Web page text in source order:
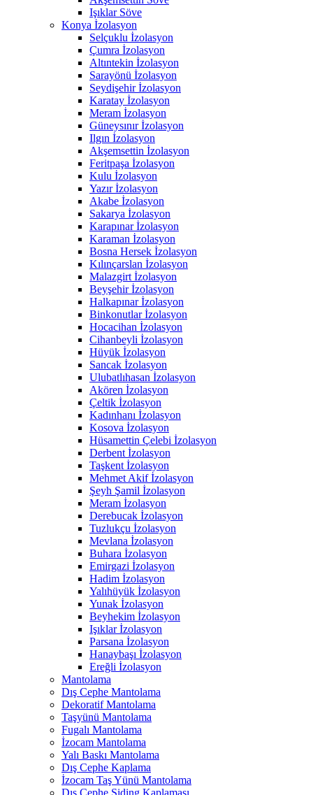
Işıklar Söve
Konya İzolasyon
Selçuklu İzolasyon
Çumra İzolasyon
Altıntekin İzolasyon
Sarayönü İzolasyon
Seydişehir İzolasyon
Karatay İzolasyon
Meram İzolasyon
Güneysınır İzolasyon
Ilgın İzolasyon
Akşemsettin İzolasyon
Feritpaşa İzolasyon
Kulu İzolasyon
Yazır İzolasyon
Akabe İzolasyon
Sakarya İzolasyon
Karapınar İzolasyon
Karaman İzolasyon
Bosna Hersek İzolasyon
Kılınçarslan İzolasyon
Malazgirt İzolasyon
Beyşehir İzolasyon
Halkapınar İzolasyon
Binkonutlar İzolasyon
Hocacihan İzolasyon
Cihanbeyli İzolasyon
Hüyük İzolasyon
Sancak İzolasyon
Ulubatlıhasan İzolasyon
Akören İzolasyon
Çeltik İzolasyon
Kadınhanı İzolasyon
Kosova İzolasyon
Hüsamettin Çelebi İzolasyon
Derbent İzolasyon
Taşkent İzolasyon
Mehmet Akif İzolasyon
Şeyh Şamil İzolasyon
Meram İzolasyon
Derebucak İzolasyon
Tuzlukçu İzolasyon
Mevlana İzolasyon
Buhara İzolasyon
Emirgazi İzolasyon
Hadim İzolasyon
Yalıhüyük İzolasyon
Yunak İzolasyon
Beyhekim İzolasyon
Işıklar İzolasyon
Parsana İzolasyon
Hanaybaşı İzolasyon
Ereğli İzolasyon
Mantolama
Dış Cephe Mantolama
Dekoratif Mantolama
Taşyünü Mantolama
Fugalı Mantolama
İzocam Mantolama
Yalı Baskı Mantolama
Dış Cephe Kaplama
İzocam Taş Yünü Mantolama